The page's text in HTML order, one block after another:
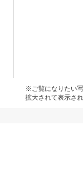
※ご覧になりたい
拡大されて表示され